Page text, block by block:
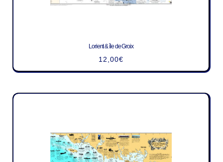
Lorient & île de Groix
12,00€